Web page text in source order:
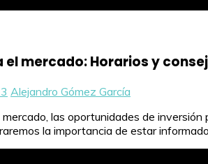
el mercado: Horarios y
Alejandro Gómez García
las oportunidades de
la importancia de estar